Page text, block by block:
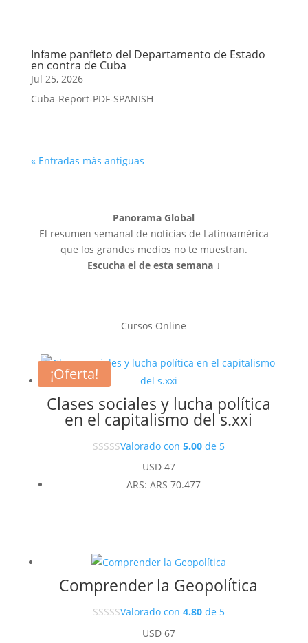
Infame panfleto del Departamento de Estado
en contra de Cuba
Jul 25, 2026
Cuba-Report-PDF-SPANISH
« Entradas más antiguas
Panorama Global
El resumen semanal de noticias de Latinoamérica
que los grandes medios no te muestran.
Escucha el de esta semana ↓
Cursos Online
Clases sociales y lucha política
en el capitalismo del s.xxi
Valorado con 5.00de 5
USD47
ARS: ARS 70.477
Comprender la Geopolítica
Valorado con 4.80de 5
USD67
¡Oferta!